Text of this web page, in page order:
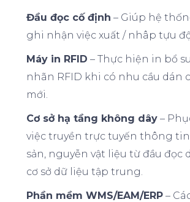
Đầu đọc cố định – Giúp hệ
ghi nhận việc xuất / nhâp tựu
Máy in RFID – Thực hiện in bổ
nhãn RFID khi có nhu cầu dán
mới.
Cơ sở hạ tầng không dây–
việc truyền trực tuyến thông
sản, nguyễn vật liệu từ đầu đọc
cơ sở dữ liệu tập trung.
Phần mềm WMS/EAM/ERP–